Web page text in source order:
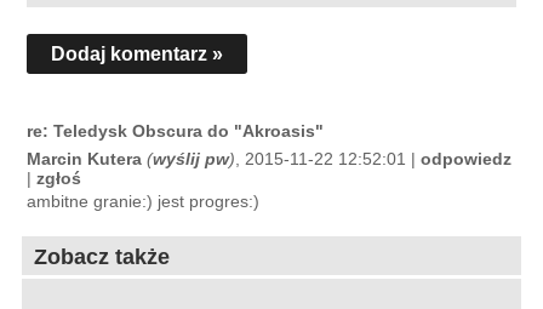
Dodaj komentarz »
re: Teledysk Obscura do "Akroasis"
Marcin Kutera (wyślij pw) , 2015-11-22 12:52:01 |odpowiedz
|zgłoś
ambitne granie:) jest progres:)
Zobacz także